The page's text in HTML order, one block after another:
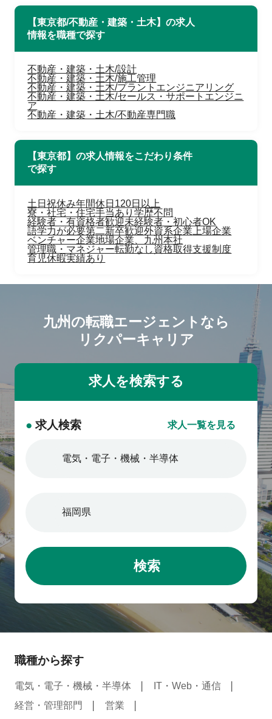
【東京都/不動産・建築・土木】の求人
情報を職種で探す
不動産・建築・土木/設計
不動産・建築・土木/施工管理
不動産・建築・土木/プラントエンジニアリング
不動産・建築・土木/セールス・サポートエンジニ
ア
不動産・建築・土木/不動産専門職
【東京都】の求人情報をこだわり条件
で探す
土日祝休み年間休日120日以上
寮・社宅・住宅手当あり学歴不問
経験者・有資格者歓迎未経験者・初心者OK
語学力が必要第二新卒歓迎外資系企業 上場企業
ベンチャー企業地場企業、九州本社
管理職・マネジャー転勤なし資格取得支援制度
育児休暇実績あり
九州の転職エージェントなら
リクパーキャリア
● 求人検索 求人一覧を見る
検索
職種から探す
電気・電子・機械・半導体
IT・Web・通信
経営・管理部門
営業